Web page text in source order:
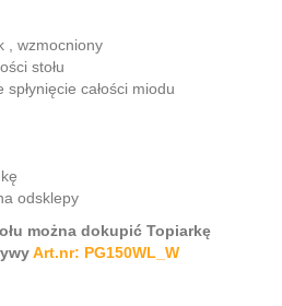
, wzmocniony
stołu
całości miodu
odsklepy
można dokupić Topiarkę
Art.nr: PG150WL_W